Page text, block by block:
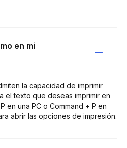
en mi
la capacidad de imprimir
el texto que deseas imprimir en
en una PC o Command + P en
abrir las opciones de impresión.